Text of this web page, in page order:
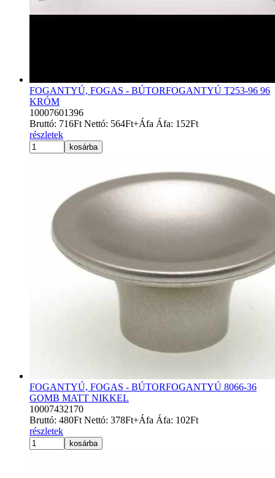
FOGANTYÚ, FOGAS - BÚTORFOGANTYÚ T253-96 96
KRÓM
10007601396
Bruttó: 716Ft Nettó: 564Ft+Áfa Áfa: 152Ft
részletek
kosárba
FOGANTYÚ, FOGAS - BÚTORFOGANTYÚ 8066-36
GOMB MATT NIKKEL
10007432170
Bruttó: 480Ft Nettó: 378Ft+Áfa Áfa: 102Ft
részletek
kosárba